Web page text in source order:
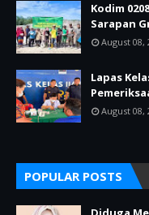
Kodim
Sarapan
August 08,
Lapas
August 08,
POPULAR POSTS